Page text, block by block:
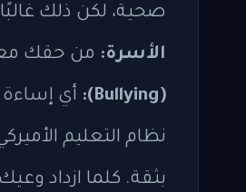
صحية، لكن ذلك غالبًا
الأسرة: من حقك
(Bullying): أي إساءة
نظام التعليم
بثقة. كلما ازداد